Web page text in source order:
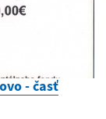
- časť